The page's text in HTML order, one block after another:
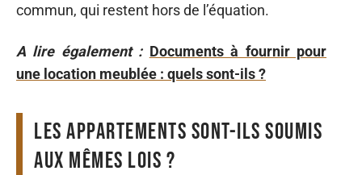
commun, qui restent hors de l’équation.
A lire également : Documents à fournir pour
une location meublée : quels sont-ils ?
Les appartements sont-ils soumis
aux mêmes lois ?